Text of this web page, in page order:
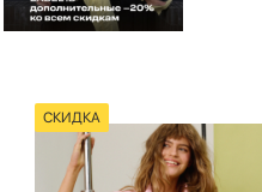
СКИДКА